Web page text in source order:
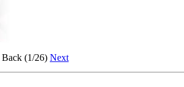
Back (1/26) Next